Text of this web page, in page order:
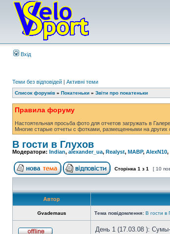
Вхід
Теми без відповідей | Активні теми
Список форумів » Покатеньки » Звіти про покатеньки
Правила форуму
Настоятельная просьба фото для отчетов загружать в
Многие старые отчеты с фотками, размещенными на других
В гости в Глухов
Модератори: Indian, alexander_ua, Realyst, MABP, AlexN10,
Сторінка 1 з 1 [ 10
Автор
Gvademaus Тема повідомлення: В гости в
День 1 (17.03.08 ):